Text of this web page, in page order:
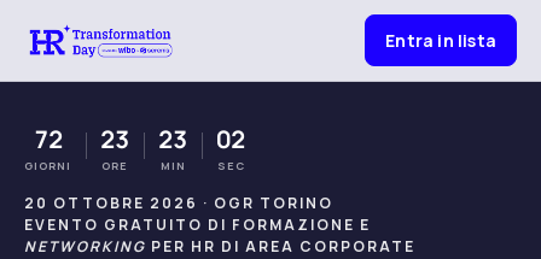
Entra in lista
72
GIORNI
23
ORE
23
MIN
01
SEC
20 OTTOBRE 2026 · OGR TORINO
EVENTO GRATUITO DI FORMAZIONE E
NETWORKING PER HR DI AREA CORPORATE